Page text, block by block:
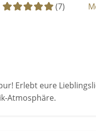
(7)
Erlebt eure
Atmosphäre.